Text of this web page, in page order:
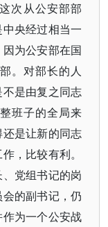
次从公安部部
央经过相当一
为公安部在国
。对部长的人
是由复之同志
班子的全局来
是让新的同志
，比较有利。
党组书记的岗
的副书记，仍
为一个公安战